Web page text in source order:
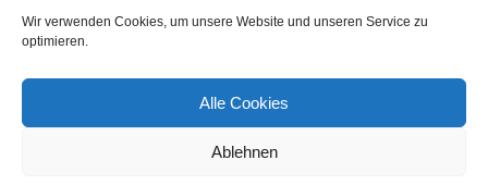
Wir verwenden Cookies, um unsere Website und unseren Service zu
optimieren.
Alle Cookies
Ablehnen
Impressum
Cookie-Richtlinie